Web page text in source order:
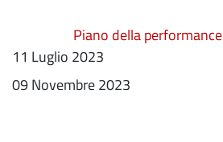
Piano della performance
11 Luglio 2023
09 Novembre 2023